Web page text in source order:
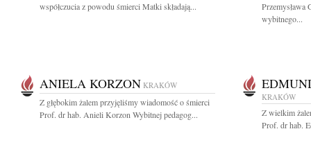
współczucia z powodu śmierci Matki składają...
Przemysława
wybitnego...
ANIELA KORZON KRAKÓW
Z głębokim żalem przyjęliśmy wiadomość o śmierci
Prof. dr hab. Anieli Korzon Wybitnej pedagog...
KRAKÓW
Z wielkim
Prof. dr hab.